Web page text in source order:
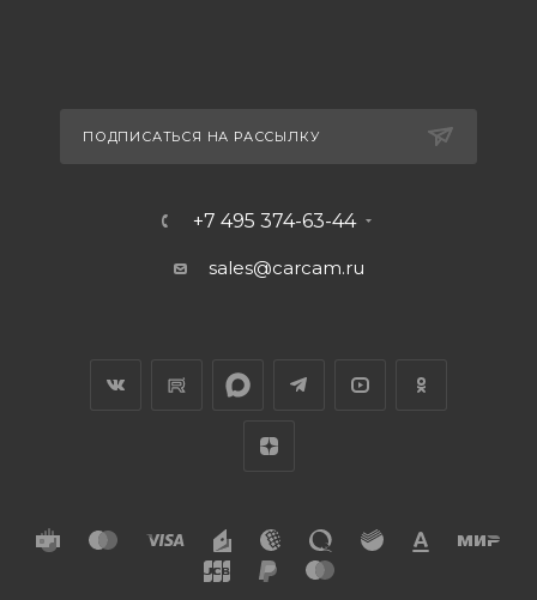
ПОДПИСАТЬСЯ НА РАССЫЛКУ
+7 495 374-63-44
sales@carcam.ru